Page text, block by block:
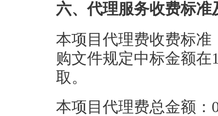
六、代理服务收费标准
本项目代理费收费标
购文件规定中标金额在
取。
本项目代理费总金额：